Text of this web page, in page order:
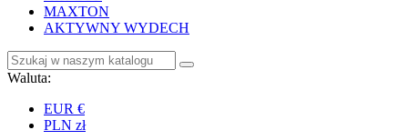
MAXTON
AKTYWNY WYDECH
Waluta:
EUR €
PLN zł